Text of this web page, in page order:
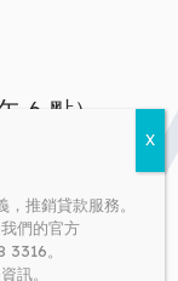
6 點）
推銷貸款服務。
們的官方
。
訊。